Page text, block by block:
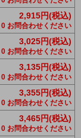
2,915円(税込)
お問合わせください
3,025円(税込)
お問合わせください
3,135円(税込)
お問合わせください
3,355円(税込)
お問合わせください
3,465円(税込)
お問合わせください